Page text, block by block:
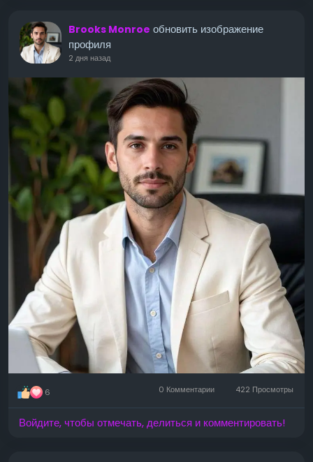
Brooks Monroe обновить изображение
профиля
2 дня назад
6 0 Комментарии 422 Просмотры
Войдите, чтобы отмечать, делиться и комментировать!